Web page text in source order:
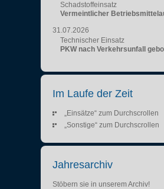
Schadstoffeinsatz
Vermeintlicher
31.07.2026
Technischer Einsatz
PKW nach Verkehrsunfall
Im Laufe der Zeit
„Einsätze“ zum Durchscrollen
„Sonstige“ zum Durchscrollen
Jahresarchiv
Stöbern sie in unserem Archiv!